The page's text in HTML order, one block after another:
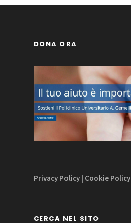
DONA ORA
Privacy Policy| Cookie Policy
CERCA NEL SITO